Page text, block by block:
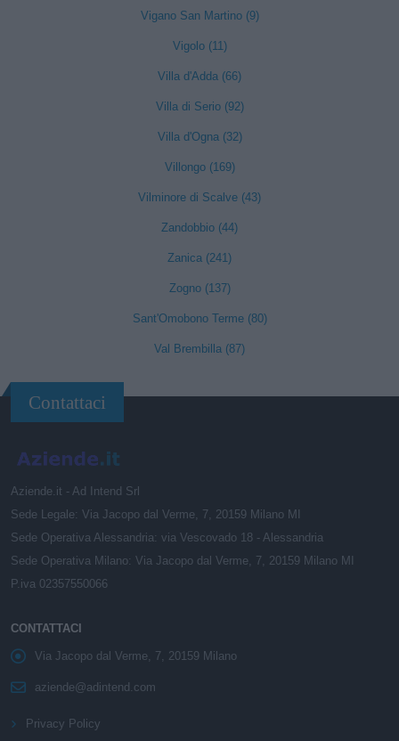
Vigano San Martino (9)
Vigolo (11)
Villa d'Adda (66)
Villa di Serio (92)
Villa d'Ogna (32)
Villongo (169)
Vilminore di Scalve (43)
Zandobbio (44)
Zanica (241)
Zogno (137)
Sant'Omobono Terme (80)
Val Brembilla (87)
Contattaci
Aziende.it - Ad Intend Srl
Sede Legale: Via Jacopo dal Verme, 7, 20159 Milano MI
Sede Operativa Alessandria: via Vescovado 18 - Alessandria
Sede Operativa Milano: Via Jacopo dal Verme, 7, 20159 Milano MI
P.iva 02357550066
CONTATTACI
Via Jacopo dal Verme, 7, 20159 Milano
aziende@adintend.com
Privacy Policy